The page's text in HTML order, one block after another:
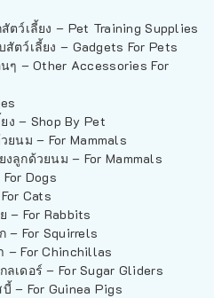
ตว์เลี้ยง – Pet Training Supplies
สัตว์เลี้ยง – Gadgets For Pets
ๆ – Other Accessories For
ง – Shop By Pet
ยนม – For Mammals
งลูกด้วยนม – For Mammals
Dogs
Cats
– For Rabbits
– For Squirrels
– For Chinchillas
ลเดอร์ – For Sugar Gliders
– For Guinea Pigs